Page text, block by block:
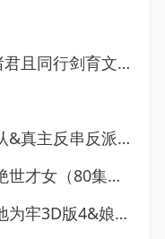
文策（74集）AI短剧
我不认（116集）AI短剧
（80集）AI短剧
画地为牢3D版4（126集）AI短剧